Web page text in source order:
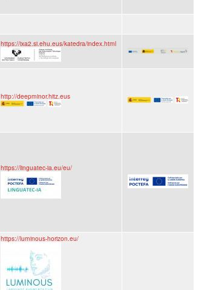
https://ixa2.si.ehu.eus/katedra/index.html
http://deepminor.hitz.eus
https://linguatec-ia.eu/eu/
https://luminous-horizon.eu/